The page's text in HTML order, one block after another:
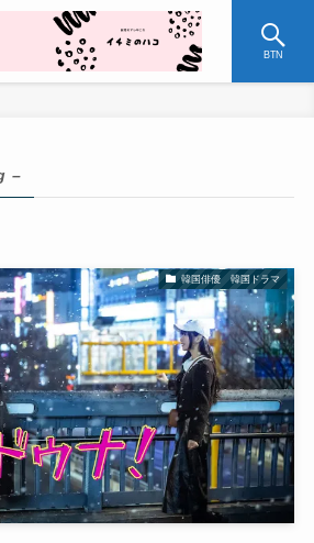
BTN
–
韓国俳優 韓国ドラマ